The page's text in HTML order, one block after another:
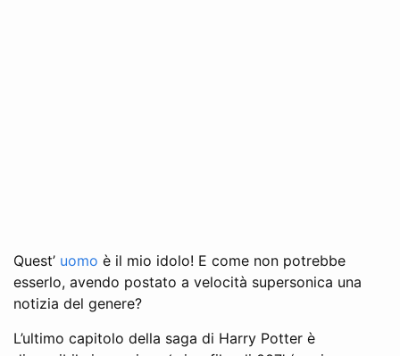
Quest’ uomo è il mio idolo! E come non potrebbe
esserlo, avendo postato a velocità supersonica una
notizia del genere?
L’ultimo capitolo della saga di Harry Potter è